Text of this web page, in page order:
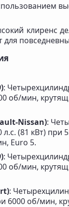
клиренс
для
:
об/мин,
Nissan):
л.с. (81 кВт)
Euro 5.
:
об/мин,
:
6000 об/мин,